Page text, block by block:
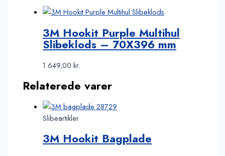
3M Hookit Purple Multihul
Slibeklods – 70X396 mm
1.649,00kr.
Relaterede varer
Slibeartikler
3M Hookit Bagplade